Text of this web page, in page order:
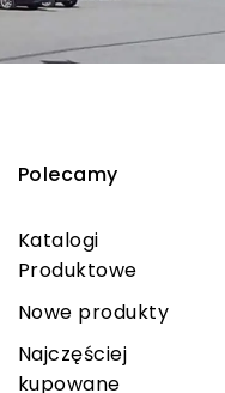
Polecamy
Katalogi
Produktowe
Nowe produkty
Najczęściej
kupowane